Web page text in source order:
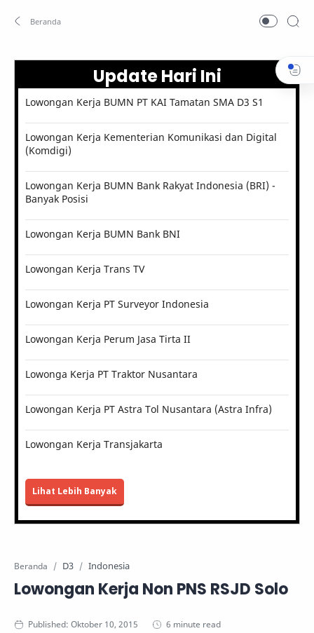
Update Hari Ini
Lowongan Kerja BUMN PT KAI Tamatan SMA D3 S1
Lowongan Kerja Kementerian Komunikasi dan Digital
(Komdigi)
Lowongan Kerja BUMN Bank Rakyat Indonesia (BRI) -
Banyak Posisi
Lowongan Kerja BUMN Bank BNI
Lowongan Kerja Trans TV
Lowongan Kerja PT Surveyor Indonesia
Lowongan Kerja Perum Jasa Tirta II
Lowonga Kerja PT Traktor Nusantara
Lowongan Kerja PT Astra Tol Nusantara (Astra Infra)
Lowongan Kerja Transjakarta
Lihat Lebih Banyak
Beranda D3 Indonesia
Lowongan Kerja Non PNS RSJD Solo
6 minute read